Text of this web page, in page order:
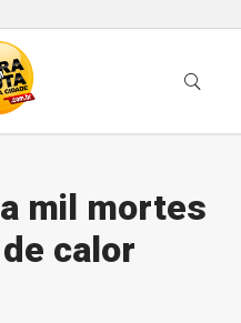
mil mortes
calor